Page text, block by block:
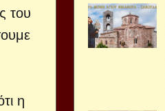
του
η